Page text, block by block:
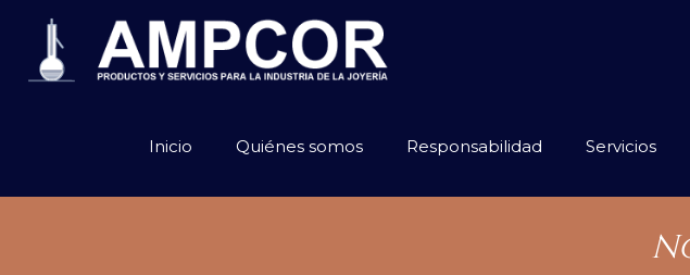
Inicio Quiénes somos Responsabilidad Servicios